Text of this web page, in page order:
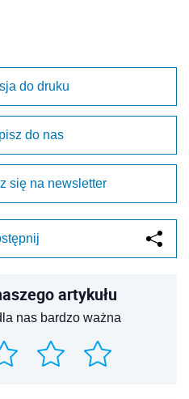
do druku
do nas
się na newsletter
artykułu
nas bardzo ważna